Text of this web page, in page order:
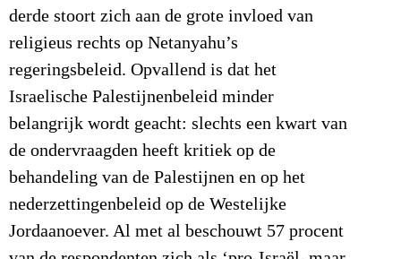
derde stoort zich aan de grote invloed van
religieus rechts op Netanyahu’s
regeringsbeleid. Opvallend is dat het
Israelische Palestijnenbeleid minder
belangrijk wordt geacht: slechts een kwart van
de ondervraagden heeft kritiek op de
behandeling van de Palestijnen en op het
nederzettingenbeleid op de Westelijke
Jordaanoever. Al met al beschouwt 57 procent